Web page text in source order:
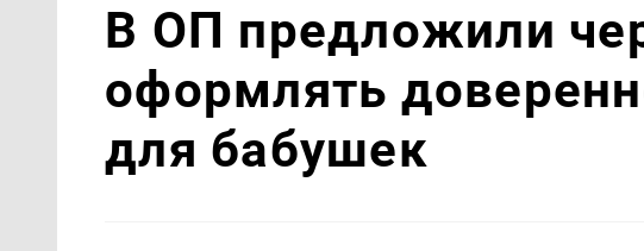
В ОП предложили
оформлять
для бабушек